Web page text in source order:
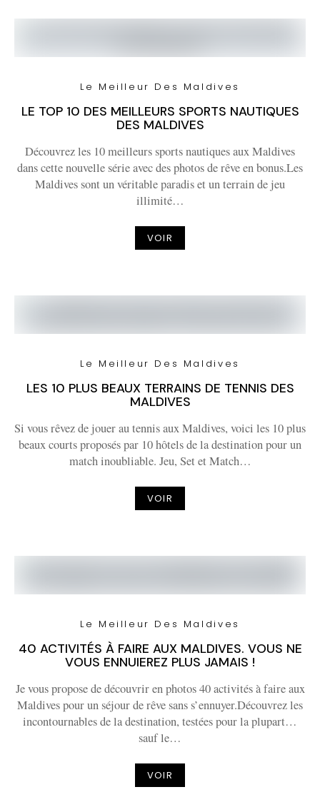
Le Meilleur Des Maldives
LE TOP 10 DES MEILLEURS SPORTS NAUTIQUES
DES MALDIVES
Découvrez les 10 meilleurs sports nautiques aux Maldives
dans cette nouvelle série avec des photos de rêve en bonus.Les
Maldives sont un véritable paradis et un terrain de jeu
illimité…
VOIR
Le Meilleur Des Maldives
LES 10 PLUS BEAUX TERRAINS DE TENNIS DES
MALDIVES
Si vous rêvez de jouer au tennis aux Maldives, voici les 10 plus
beaux courts proposés par 10 hôtels de la destination pour un
match inoubliable. Jeu, Set et Match…
VOIR
Le Meilleur Des Maldives
40 ACTIVITÉS À FAIRE AUX MALDIVES. VOUS NE
VOUS ENNUIEREZ PLUS JAMAIS !
Je vous propose de découvrir en photos 40 activités à faire aux
Maldives pour un séjour de rêve sans s’ennuyer.Découvrez les
incontournables de la destination, testées pour la plupart…
sauf le…
VOIR